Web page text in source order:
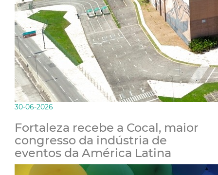
30-06-2026
Fortaleza recebe a Cocal, maior
congresso da indústria de
eventos da América Latina